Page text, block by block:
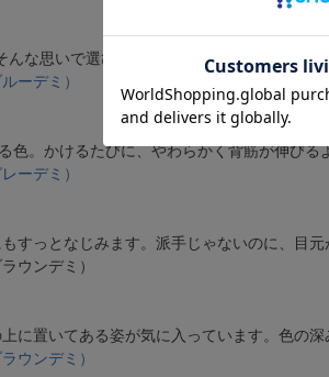
な思いで選びました。贈り物にも喜ばれそ
ーデミ）
色。かけるたびに、やわらかく背筋が伸び
ーデミ）
すっとなじみます。派手じゃないのに、目
ウンデミ）
に置いてある姿が気に入っています。色の
ウンデミ）
の間にスペース(空白文字)を入れて検索で
合「オーバル グレー」と入力